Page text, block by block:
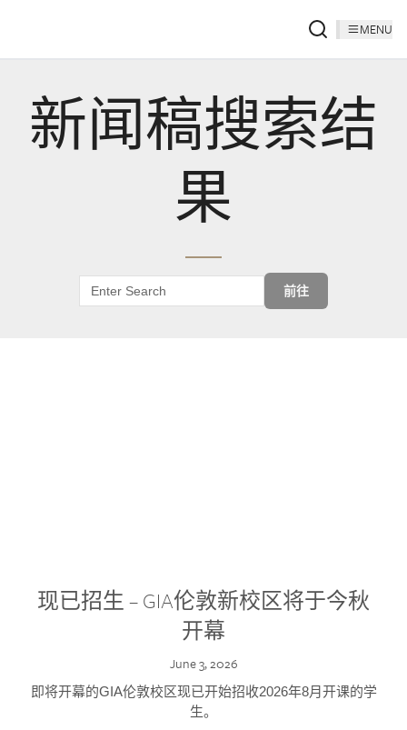
MENU
新闻稿搜索结
果
前往
现已招生 – GIA伦敦新校区将于今秋
开幕
June 3, 2026
即将开幕的GIA伦敦校区现已开始招收2026年8月开课的学
生。